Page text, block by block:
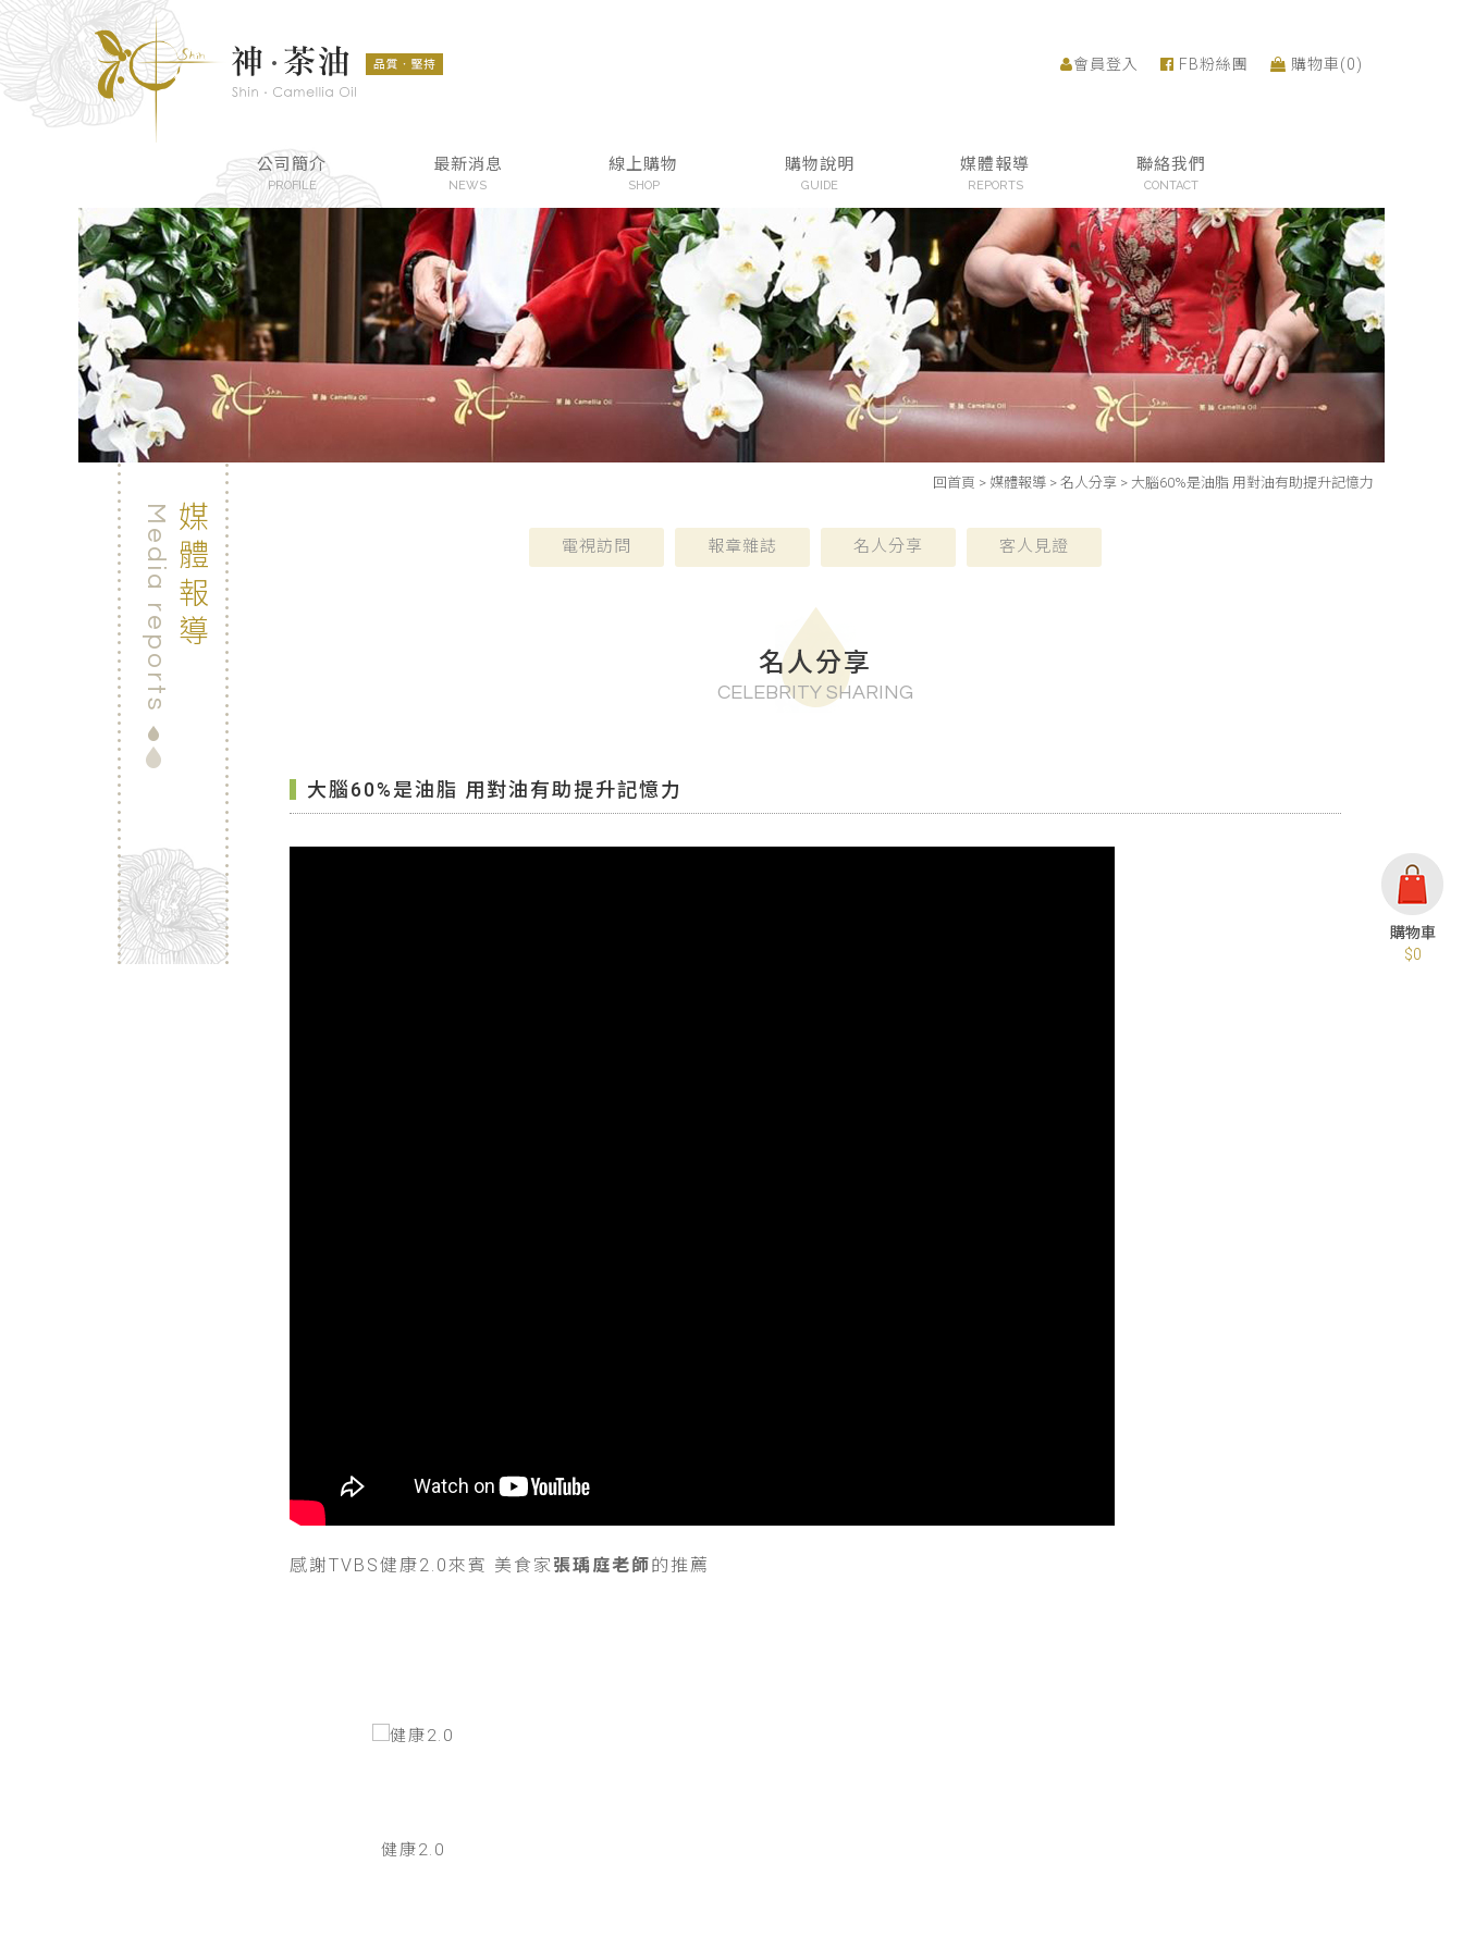
$0
會員登入 FB粉絲團 購物車(0)
公司簡介
PROFILE
最新消息
NEWS
線上購物
SHOP
購物說明
GUIDE
媒體報導
REPORTS
聯絡我們
CONTACT
回首頁 > 媒體報導 > 名人分享 > 大腦60%是油脂 用對油有助提升記憶力
媒體報導
Media reports 電視訪問 報章雜誌 名人分享 客人見證
名人分享
CELEBRITY SHARING
大腦60%是油脂 用對油有助提升記憶力
感謝TVBS健康2.0來賓 美食家 張瑀庭老師的推薦
健康2.0